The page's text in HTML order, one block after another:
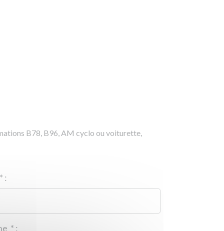
B78, B96, AM cyclo ou voiturette,
* :
* :